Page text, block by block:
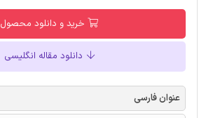
خرید و دانلود محصول
دانلود مقاله انگلیسی
عنوان فارسی